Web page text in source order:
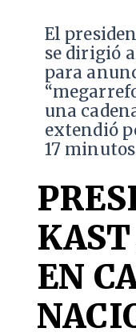
El
se dirigió
para
una
extendió
17
EN